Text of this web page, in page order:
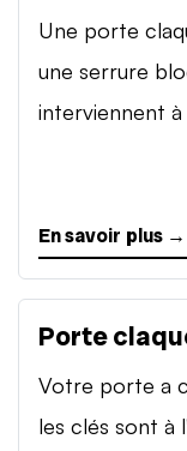
Une porte
une serrure
interviennent
En savoir plus →
Porte
Votre porte a
les clés sont à